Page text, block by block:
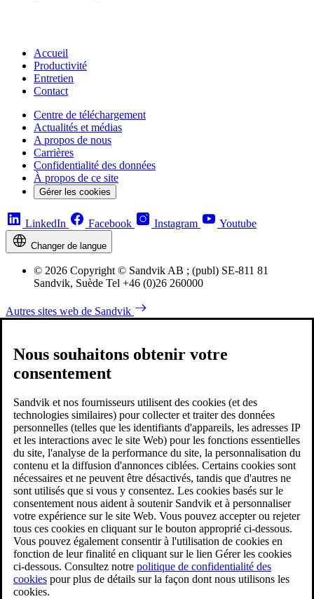
Accueil
Productivité
Entretien
Contact
Centre de téléchargement
Actualités et médias
A propos de nous
Carrières
Confidentialité des données
À propos de ce site
Gérer les cookies
LinkedIn Facebook Instagram Youtube
Changer de langue
© 2026 Copyright © Sandvik AB ; (publ) SE-811 81
Sandvik, Suède Tel +46 (0)26 260000
Autres sites web de Sandvik
Nous souhaitons obtenir votre
consentement
Sandvik et nos fournisseurs utilisent des cookies (et des
technologies similaires) pour collecter et traiter des données
personnelles (telles que les identifiants d'appareils, les adresses IP
et les interactions avec le site Web) pour les fonctions essentielles
du site, l'analyse de la performance du site, la personnalisation du
contenu et la diffusion d'annonces ciblées. Certains cookies sont
nécessaires et ne peuvent être désactivés, tandis que d'autres ne
sont utilisés que si vous y consentez. Les cookies basés sur le
consentement nous aident à soutenir Sandvik et à personnaliser
votre expérience sur le site Web. Vous pouvez accepter ou rejeter
tous ces cookies en cliquant sur le bouton approprié ci-dessous.
Vous pouvez également consentir à l'utilisation de cookies en
fonction de leur finalité en cliquant sur le lien Gérer les cookies
ci-dessous. Consultez notre politique de confidentialité des
cookies pour plus de détails sur la façon dont nous utilisons les
cookies.